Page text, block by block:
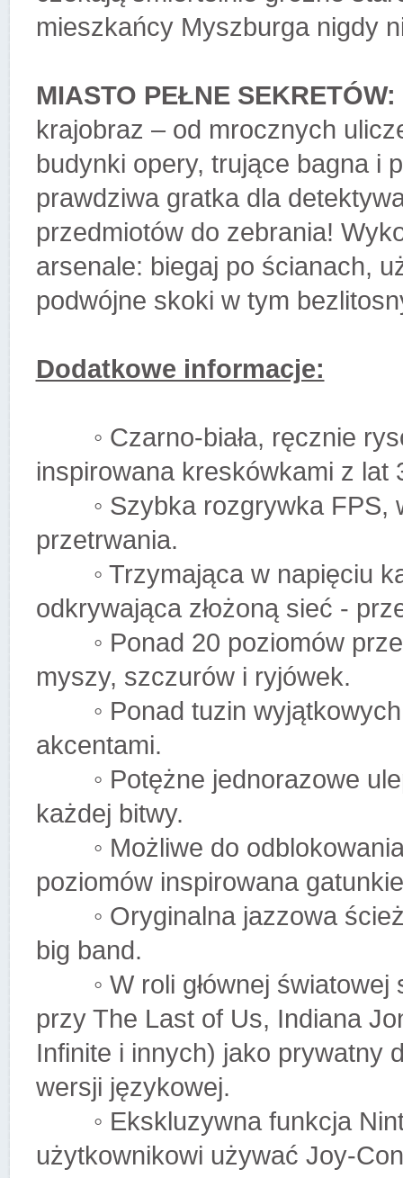
mieszkańcy Myszburga nigdy
MIASTO PEŁNE SEKRETÓW:
krajobraz – od mrocznych
budynki opery, trujące bagna i
prawdziwa gratka dla
przedmiotów do zebrania!
arsenale: biegaj po ścianach,
podwójne skoki w tym
Dodatkowe informacje:
◦ Czarno-biała, ręcznie
inspirowana kreskówkami z lat
◦ Szybka rozgrywka FPS, w
przetrwania.
◦ Trzymająca w napięciu
odkrywająca złożoną sieć -
◦ Ponad 20 poziomów
myszy, szczurów i ryjówek.
◦ Ponad tuzin wyjątkowych
akcentami.
◦ Potężne jednorazowe
każdej bitwy.
◦ Możliwe do odblokowania
poziomów inspirowana
◦ Oryginalna jazzowa
big band.
◦ W roli głównej światowej
przy The Last of Us, Indiana
Infinite i innych) jako prywatny
wersji językowej.
◦ Ekskluzywna funkcja
użytkownikowi używać Joy-